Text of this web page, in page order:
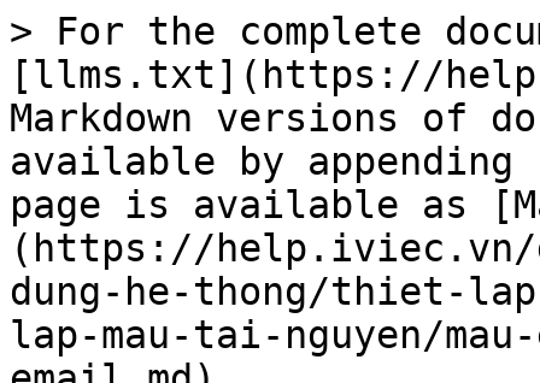
> For the complete
[llms.txt](https://
Markdown versions of
available by
page is available as
(https://help.iviec.vn/
dung-he-thong/thiet-
lap-mau-tai-nguyen/